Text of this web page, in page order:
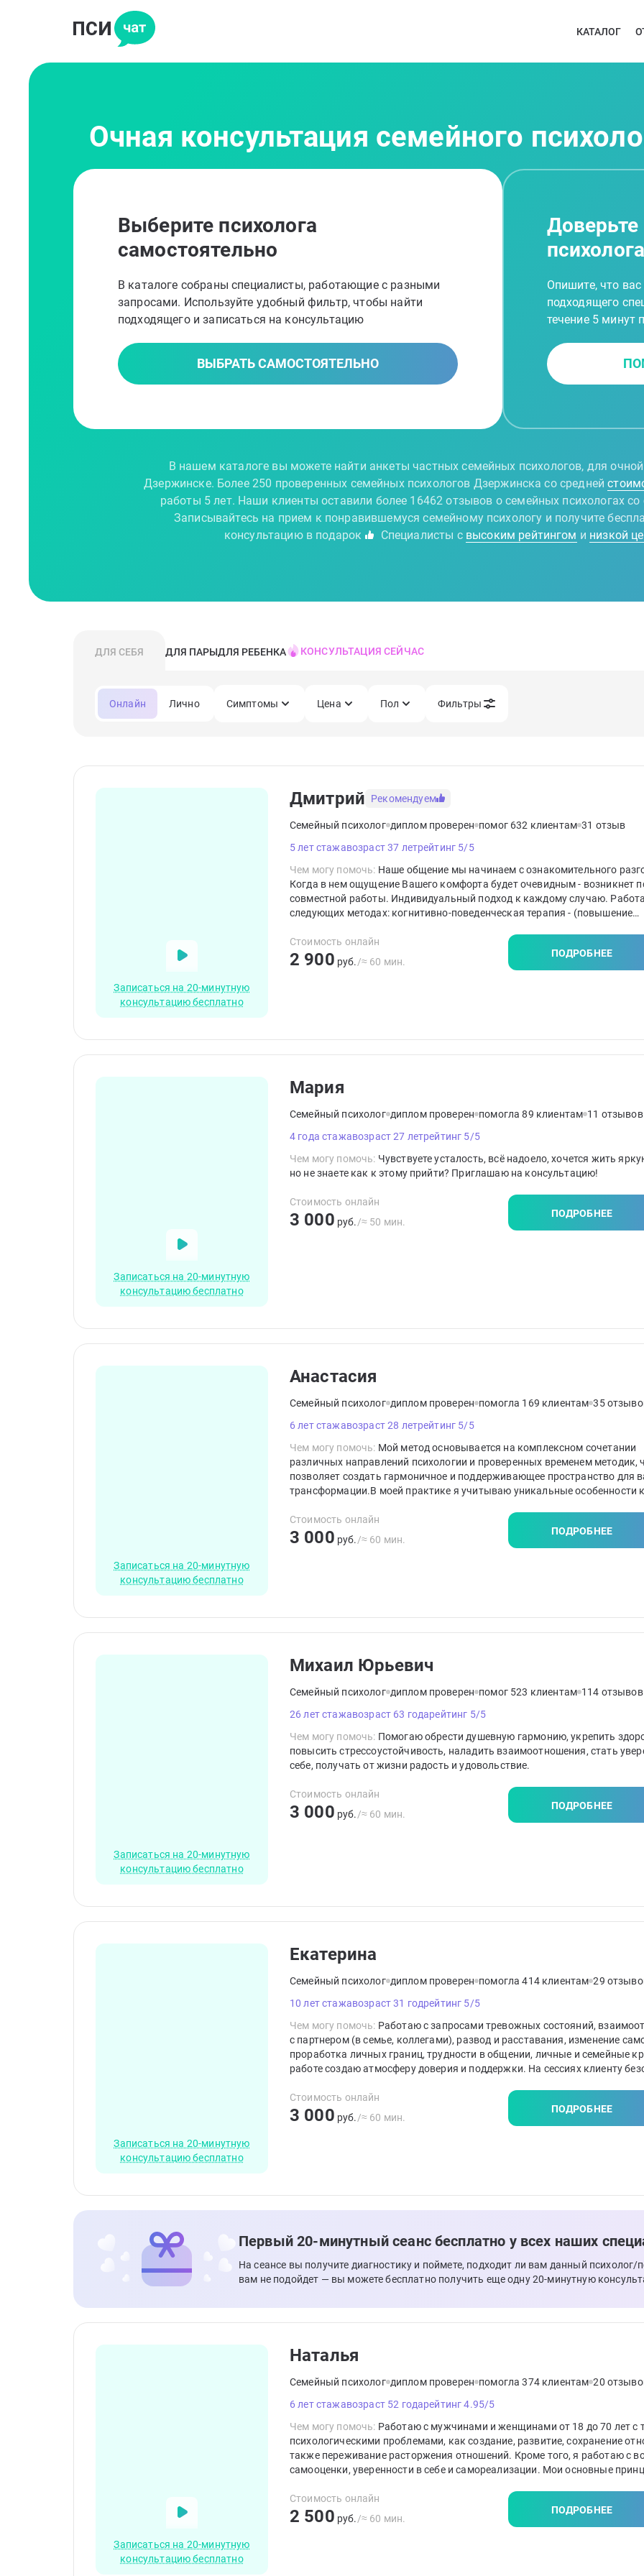
КАТАЛОГ
Очная консультация семейного
Выберите психолога
самостоятельно
В каталоге собраны специалисты, работающие с разными
запросами. Используйте удобный фильтр, чтобы найти
подходящего и записаться на консультацию
ВЫБРАТЬ САМОСТОЯТЕЛЬНО
Опишите, что
подходящего
течение 5 минут
В нашем каталоге вы можете найти анкеты частных семейных психологов, для
Дзержинске. Более 250 проверенных семейных психологов Дзержинска со средней
работы 5 лет. Наши клиенты оставили более 16462 отзывов о семейных психологах
Записывайтесь на прием к понравившемуся семейному психологу и получите
консультацию в подарок
Специалисты с высоким рейтингом и низкой
ДЛЯ СЕБЯ ДЛЯ ПАРЫДЛЯ РЕБЕНКА КОНСУЛЬТАЦИЯ СЕЙЧАС
Онлайн Лично Симптомы Цена Пол Фильтры
Записаться на 20-минутную
консультацию бесплатно
Дмитрий Рекомендуем
Семейный психолог диплом проверен помог 632 клиентам 31 отзыв
5 лет стажавозраст 37 летрейтинг 5/5
Чем могу помочь: Наше общение мы начинаем с ознакомительного
Когда в нем ощущение Вашего комфорта будет очевидным - возникнет
совместной работы. Индивидуальный подход к каждому случаю.
следующих методах: когнитивно-поведенческая терапия - (повышение
терапия, коучинг. Работа всегда с учётом особенностей клиента.
принципу: "Прежде всего - не навреди".
Стоимость онлайн
2 900 руб./≈ 60 мин.
ПОДРОБНЕЕ
Записаться на 20-минутную
консультацию бесплатно
Мария
Семейный психолог диплом проверен помогла 89 клиентам 11 отзывов
4 года стажавозраст 27 летрейтинг 5/5
Чем могу помочь: Чувствуете усталость, всё надоело, хочется жить
но не знаете как к этому прийти? Приглашаю на консультацию!
Стоимость онлайн
3 000 руб./≈ 50 мин.
ПОДРОБНЕЕ
Записаться на 20-минутную
консультацию бесплатно
Анастасия
Семейный психолог диплом проверен помогла 169 клиентам 35
6 лет стажавозраст 28 летрейтинг 5/5
Чем могу помочь: Мой метод основывается на комплексном сочетании
различных направлений психологии и проверенных временем методик,
позволяет создать гармоничное и поддерживающее пространство для
трансформации.В моей практике я учитываю уникальные особенности
Стоимость онлайн
3 000 руб./≈ 60 мин.
ПОДРОБНЕЕ
Записаться на 20-минутную
консультацию бесплатно
Михаил Юрьевич
Семейный психолог диплом проверен помог 523 клиентам 114 отзывов
26 лет стажавозраст 63 годарейтинг 5/5
Чем могу помочь: Помогаю обрести душевную гармонию, укрепить
повысить стрессоустойчивость, наладить взаимоотношения, стать
себе, получать от жизни радость и удовольствие.
Стоимость онлайн
3 000 руб./≈ 60 мин.
ПОДРОБНЕЕ
Записаться на 20-минутную
консультацию бесплатно
Екатерина
Семейный психолог диплом проверен помогла 414 клиентам 29
10 лет стажавозраст 31 годрейтинг 5/5
Чем могу помочь: Работаю с запросами тревожных состояний,
с партнером (в семье, коллегами), развод и расставания, изменение
проработка личных границ, трудности в общении, личные и семейные
работе создаю атмосферу доверия и поддержки. На сессиях клиенту
релаксационные упражнения, телесно-ориентированные практики, арт-
терапевтические упражнения.
Стоимость онлайн
3 000 руб./≈ 60 мин.
ПОДРОБНЕЕ
Первый 20-минутный сеанс бесплатно у всех наших
На сеансе вы получите диагностику и поймете, подходит ли вам данный
вам не подойдет — вы можете бесплатно получить еще одну 20-минутную
Записаться на 20-минутную
консультацию бесплатно
Наталья
Семейный психолог диплом проверен помогла 374 клиентам 20
6 лет стажавозраст 52 годарейтинг 4.95/5
Чем могу помочь: Работаю с мужчинами и женщинами от 18 до 70 лет с
психологическими проблемами, как создание, развитие, сохранение
также переживание расторжения отношений. Кроме того, я работаю с
самооценки, уверенности в себе и самореализации. Мои основные
любовь к его потенциалу, способствование его раскрытию.
Стоимость онлайн
2 500 руб./≈ 60 мин.
ПОДРОБНЕЕ